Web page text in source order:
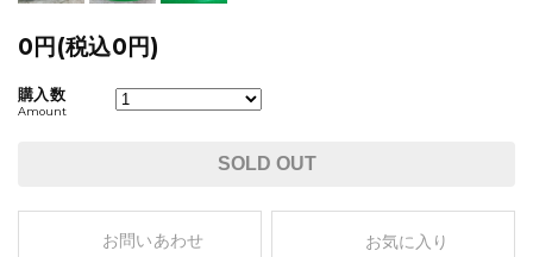
0円(税込0円)
購入数
Amount
SOLD OUT
お問いあわせ お気に入り